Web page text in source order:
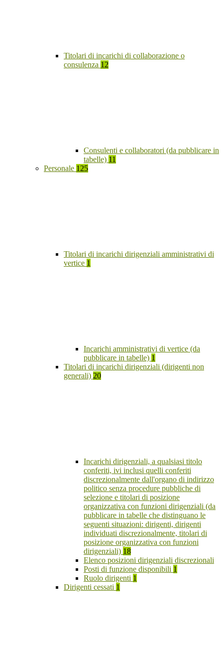
Titolari di incarichi di collaborazione o
consulenza 12
Consulenti e collaboratori (da pubblicare in
tabelle) 11
Personale 125
Titolari di incarichi dirigenziali amministrativi di
vertice 1
Incarichi amministrativi di vertice (da
pubblicare in tabelle) 1
Titolari di incarichi dirigenziali (dirigenti non
generali) 20
Incarichi dirigenziali, a qualsiasi titolo
conferiti, ivi inclusi quelli conferiti
discrezionalmente dall'organo di indirizzo
politico senza procedure pubbliche di
selezione e titolari di posizione
organizzativa con funzioni dirigenziali (da
pubblicare in tabelle che distinguano le
seguenti situazioni: dirigenti, dirigenti
individuati discrezionalmente, titolari di
posizione organizzativa con funzioni
dirigenziali) 18
Elenco posizioni dirigenziali discrezionali
Posti di funzione disponibili 1
Ruolo dirigenti 1
Dirigenti cessati 1